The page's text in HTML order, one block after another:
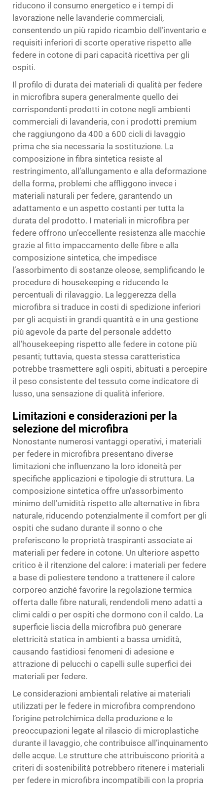
riducono il consumo energetico e i tempi di
lavorazione nelle lavanderie commerciali,
consentendo un più rapido ricambio dell’inventario e
requisiti inferiori di scorte operative rispetto alle
federe in cotone di pari capacità ricettiva per gli
ospiti.
Il profilo di durata dei materiali di qualità per federe
in microfibra supera generalmente quello dei
corrispondenti prodotti in cotone negli ambienti
commerciali di lavanderia, con i prodotti premium
che raggiungono da 400 a 600 cicli di lavaggio
prima che sia necessaria la sostituzione. La
composizione in fibra sintetica resiste al
restringimento, all’allungamento e alla deformazione
della forma, problemi che affliggono invece i
materiali naturali per federe, garantendo un
adattamento e un aspetto costanti per tutta la
durata del prodotto. I materiali in microfibra per
federe offrono un’eccellente resistenza alle macchie
grazie al fitto impaccamento delle fibre e alla
composizione sintetica, che impedisce
l’assorbimento di sostanze oleose, semplificando le
procedure di housekeeping e riducendo le
percentuali di rilavaggio. La leggerezza della
microfibra si traduce in costi di spedizione inferiori
per gli acquisti in grandi quantità e in una gestione
più agevole da parte del personale addetto
all’housekeeping rispetto alle federe in cotone più
pesanti; tuttavia, questa stessa caratteristica
potrebbe trasmettere agli ospiti, abituati a percepire
il peso consistente del tessuto come indicatore di
lusso, una sensazione di qualità inferiore.
Limitazioni e considerazioni per la
selezione del microfibra
Nonostante numerosi vantaggi operativi, i materiali
per federe in microfibra presentano diverse
limitazioni che influenzano la loro idoneità per
specifiche applicazioni e tipologie di struttura. La
composizione sintetica offre un’assorbimento
minimo dell’umidità rispetto alle alternative in fibra
naturale, riducendo potenzialmente il comfort per gli
ospiti che sudano durante il sonno o che
preferiscono le proprietà traspiranti associate ai
materiali per federe in cotone. Un ulteriore aspetto
critico è il ritenzione del calore: i materiali per federe
a base di poliestere tendono a trattenere il calore
corporeo anziché favorire la regolazione termica
offerta dalle fibre naturali, rendendoli meno adatti a
climi caldi o per ospiti che dormono con il caldo. La
superficie liscia della microfibra può generare
elettricità statica in ambienti a bassa umidità,
causando fastidiosi fenomeni di adesione e
attrazione di pelucchi o capelli sulle superfici dei
materiali per federe.
Le considerazioni ambientali relative ai materiali
utilizzati per le federe in microfibra comprendono
l’origine petrolchimica della produzione e le
preoccupazioni legate al rilascio di microplastiche
durante il lavaggio, che contribuisce all’inquinamento
delle acque. Le strutture che attribuiscono priorità a
criteri di sostenibilità potrebbero ritenere i materiali
per federe in microfibra incompatibili con la propria